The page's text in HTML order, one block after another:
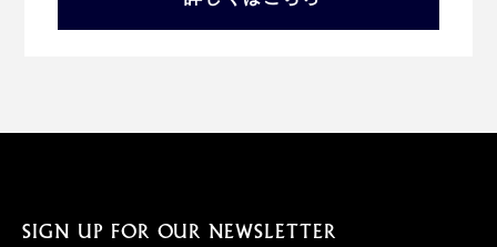
SIGN UP FOR OUR NEWSLETTER